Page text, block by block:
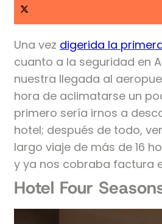
Una vez digerida la
cuanto a la seguridad en
nuestra llegada al
hora de aclimatarse un
primero sería irnos a
hotel; después de todo,
largo viaje de más de 16
y ya nos cobraba factura
Hotel Four